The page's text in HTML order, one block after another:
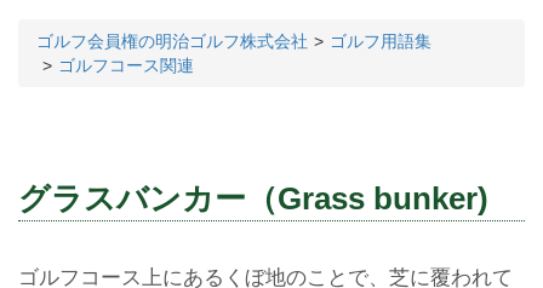
ゴルフ会員権の明治ゴルフ株式会社
ゴルフ用語集
ゴルフコース関連
グラスバンカー（Grass bunker)
ゴルフコース上にあるくぼ地のことで、芝に覆われて